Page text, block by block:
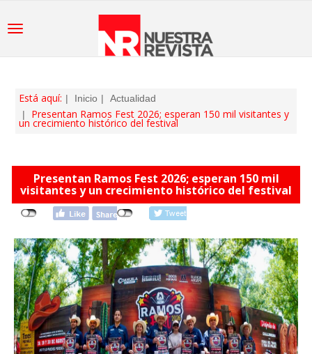
Está aquí: Inicio Actualidad
Presentan Ramos Fest 2026; esperan 150 mil visitantes y
un crecimiento histórico del festival
Presentan Ramos Fest 2026; esperan 150 mil
visitantes y un crecimiento histórico del festival